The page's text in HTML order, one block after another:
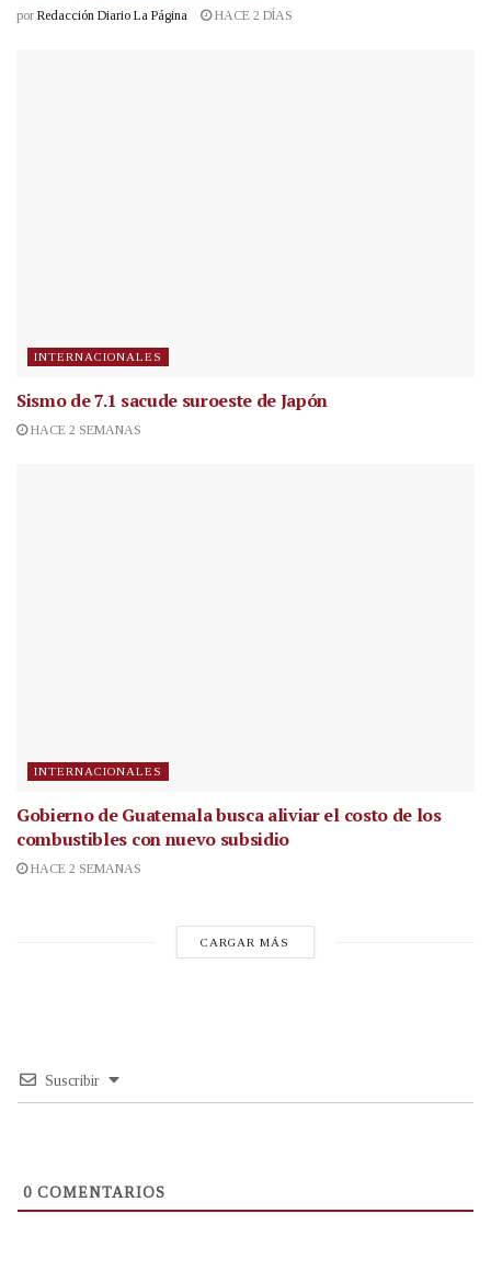
por Redacción Diario La Página HACE 2 DÍAS
INTERNACIONALES
Sismo de 7.1 sacude suroeste de Japón
HACE 2 SEMANAS
INTERNACIONALES
Gobierno de Guatemala busca aliviar el costo de los
combustibles con nuevo subsidio
HACE 2 SEMANAS
CARGAR MÁS
Suscribir
0 COMENTARIOS